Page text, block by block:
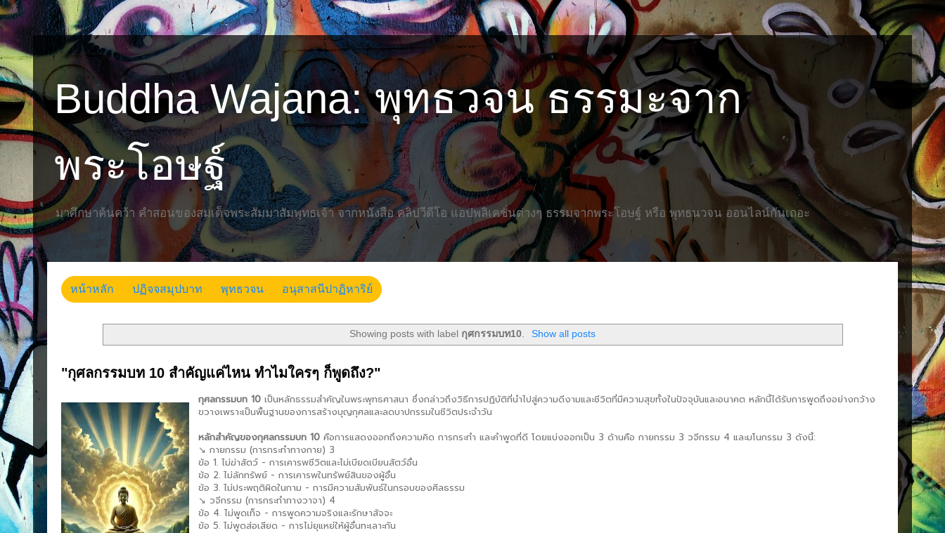
Buddha Wajana: พุทธวจน ธรรมะจาก
พระโอษฐ์
มาศึกษาค้นคว้า คำสอนของสมเด็จพระสัมมาสัมพุทธเจ้า จากหนังสือ คลิปวีดีโอ แอปพลิเคชั่นต่างๆ ธรรมจากพระโอษฐ์ หรือ พุทธนวจน ออนไลน์กันเถอะ
หน้าหลัก ปฏิจจสมุปบาท พุทธวจน อนุสาสนีปาฏิหาริย์
Showing posts with label กุศกรรมบท10. Show all posts
"กุศลกรรมบท 10 สำคัญแค่ไหน ทำไมใครๆ ก็พูดถึง?"
กุศลกรรมบท 10 เป็นหลักธรรมสำคัญในพระพุทธศาสนา ซึ่งกล่าวถึงวิธีการปฏิบัติที่นำไปสู่ความดีงามและชีวิตที่มีความสุขทั้งในปัจจุบันและอนาคต หลักนี้ได้รับการพูดถึงอย่างกว้าง
ขวางเพราะเป็นพื้นฐานของการสร้างบุญกุศลและลดบาปกรรมในชีวิตประจำวัน
หลักสำคัญของกุศลกรรมบท 10 คือการแสดงออกถึงความคิด การกระทำ และคำพูดที่ดี โดยแบ่งออกเป็น 3 ด้านคือ กายกรรม 3 วจีกรรม 4 และมโนกรรม 3 ดังนี้:
↘️ กายกรรม (การกระทำทางกาย) 3
ข้อ 1. ไม่ฆ่าสัตว์ - การเคารพชีวิตและไม่เบียดเบียนสัตว์อื่น
ข้อ 2. ไม่ลักทรัพย์ - การเคารพในทรัพย์สินของผู้อื่น
ข้อ 3. ไม่ประพฤติผิดในกาม - การมีความสัมพันธ์ในกรอบของศีลธรรม
↘️ วจีกรรม (การกระทำทางวาจา) 4
ข้อ 4. ไม่พูดเท็จ - การพูดความจริงและรักษาสัจจะ
ข้อ 5. ไม่พูดส่อเสียด - การไม่ยุแหย่ให้ผู้อื่นทะเลาะกัน